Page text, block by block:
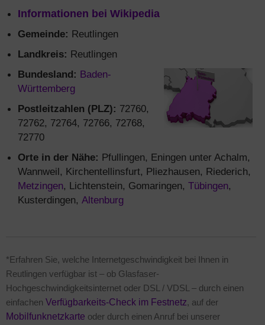
Informationen bei Wikipedia
Gemeinde: Reutlingen
Landkreis: Reutlingen
Bundesland: Baden-
Württemberg
Postleitzahlen (PLZ): 72760,
72762, 72764, 72766, 72768,
72770
Orte in der Nähe: Pfullingen, Eningen unter Achalm,
Wannweil, Kirchentellinsfurt, Pliezhausen, Riederich,
Metzingen, Lichtenstein, Gomaringen, Tübingen,
Kusterdingen, Altenburg
*Erfahren Sie, welche Internetgeschwindigkeit bei Ihnen in
Reutlingen verfügbar ist – ob Glasfaser-
Hochgeschwindigkeitsinternet oder DSL / VDSL – durch einen
einfachen Verfügbarkeits-Check im Festnetz, auf der
Mobilfunknetzkarte oder durch einen Anruf bei unserer